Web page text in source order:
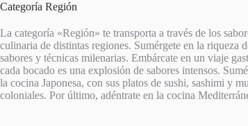
Categoría Región
La categoría «Región» te transporta a través de los
culinaria de distintas regiones. Sumérgete en la
sabores y técnicas milenarias. Embárcate en un viaje
cada bocado es una explosión de sabores intensos.
la cocina Japonesa, con sus platos de sushi, sashimi y
coloniales. Por último, adéntrate en la cocina